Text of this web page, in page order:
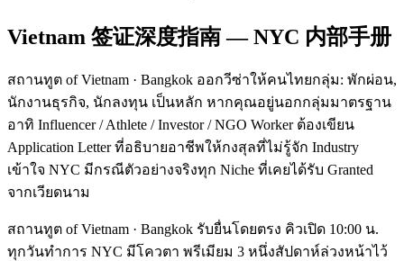
Vietnam 签证深度指南 — NYC 内部手册
สถานทูต of Vietnam · Bangkok ออกวีซ่าให้คนไทยกลุ่ม: พักผ่อน,
นักงานธุรกิจ, นักลงทุน เป็นหลัก หากคุณอยู่นอกกลุ่มมาตรฐาน
อาทิ Influencer / Athlete / Investor / NGO Worker ต้องเขียน
Application Letter ที่อธิบายอาชีพให้กงสุลที่ไม่รู้จัก Industry
เข้าใจ NYC มีกรณีตัวอย่างจริงทุก Niche ที่เคยได้รับ Granted
จากเวียดนาม
สถานทูต of Vietnam · Bangkok รับยื่นโดยตรง คิวเปิด 10:00 น.
ทุกวันทำการ NYC มีโควตา พรีเมียม 3 หนึ่งสัปดาห์ล่วงหน้าไว้